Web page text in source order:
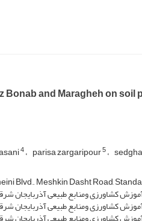
Bonab and Maragheh on
4 parisa zargaripour5
Blvd., Meshkin Dasht Road,
کشاورزی ومنابع طبیعی آذربایجان
کشاورزی ومنابع طبیعی آذربایجان